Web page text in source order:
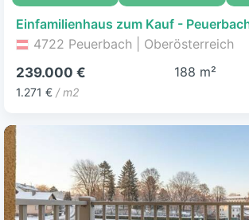
4722 Peuerbach | Oberösterreich
239.000 €
1.271 € / m2
188 m²